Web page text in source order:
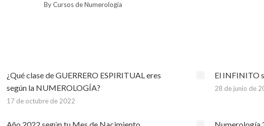
ByCursos de Numerología
¿Qué clase de GUERRERO ESPIRITUAL eres
según la NUMEROLOGÍA?
17 de octubre de 2022
El INFINITO
28 de junio de